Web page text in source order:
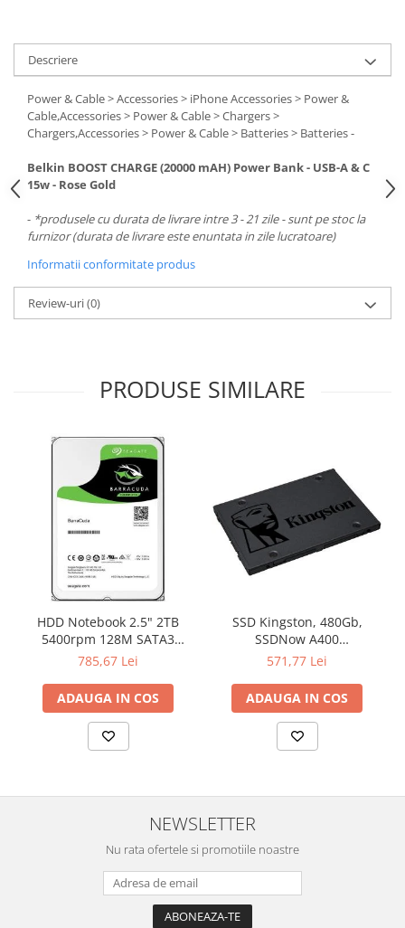
Descriere
Power & Cable > Accessories > iPhone Accessories > Power &
Cable,Accessories > Power & Cable > Chargers >
Chargers,Accessories > Power & Cable > Batteries > Batteries -
Belkin BOOST CHARGE (20000 mAH) Power Bank - USB-A & C
15w - Rose Gold
- *produsele cu durata de livrare intre 3 - 21 zile - sunt pe stoc la
furnizor (durata de livrare este enuntata in zile lucratoare)
Informatii conformitate produs
Review-uri(0)
PRODUSE SIMILARE
HDD Notebook 2.5" 2TB
5400rpm 128M SATA3
SEAGATE
785,67 Lei
ADAUGA IN COS
SSD Kingston, 480Gb,
SSDNow A400
"SA400S37/480G"
571,77 Lei
ADAUGA IN COS
NEWSLETTER
Nu rata ofertele si promotiile noastre